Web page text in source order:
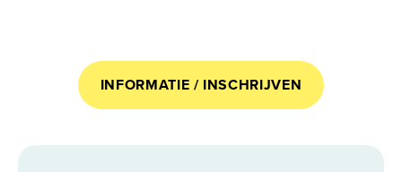
INFORMATIE / INSCHRIJVEN